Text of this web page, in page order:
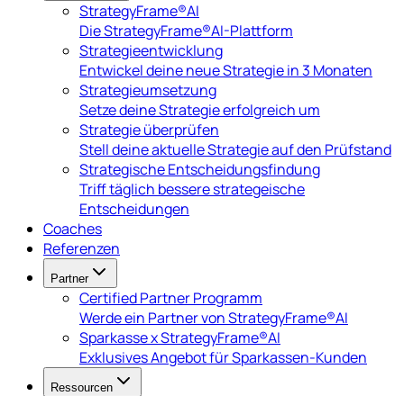
StrategyFrame®AI
Die StrategyFrame®AI-Plattform
Strategieentwicklung
Entwickel deine neue Strategie in 3 Monaten
Strategieumsetzung
Setze deine Strategie erfolgreich um
Strategie überprüfen
Stell deine aktuelle Strategie auf den Prüfstand
Strategische Entscheidungsfindung
Triff täglich bessere strategeische
Entscheidungen
Coaches
Referenzen
Partner
Certified Partner Programm
Werde ein Partner von StrategyFrame®AI
Sparkasse x StrategyFrame®AI
Exklusives Angebot für Sparkassen-Kunden
Ressourcen